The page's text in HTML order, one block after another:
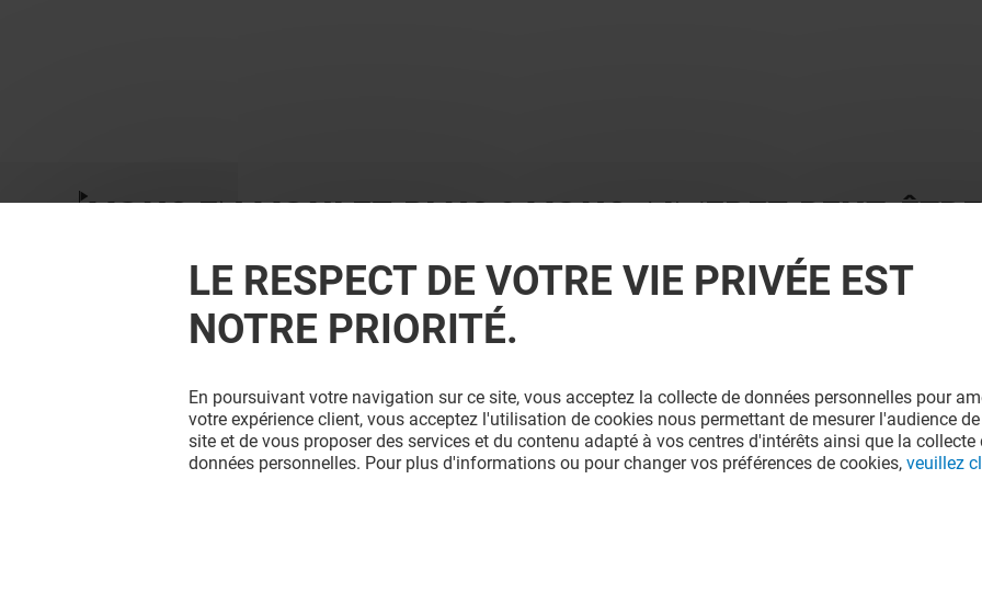
VOUS EN VOULEZ PLUS ? VOUS AIMEREZ PEUT-ÊTRE
LE RESPECT DE VOTRE VIE PRIVÉE EST
NOTRE PRIORITÉ.
En poursuivant votre navigation sur ce site, vous acceptez la collecte de données personnelles pour
votre expérience client, vous acceptez l'utilisation de cookies nous permettant de mesurer l'audience
site et de vous proposer des services et du contenu adapté à vos centres d'intérêts ainsi que la collecte
données personnelles. Pour plus d'informations ou pour changer vos préférences de cookies, veuillez